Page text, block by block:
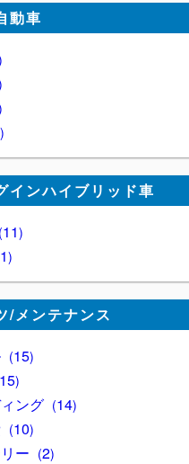
動車
インハイブリッド車
11
/メンテナンス
15
15
ング
14
10
ー
2